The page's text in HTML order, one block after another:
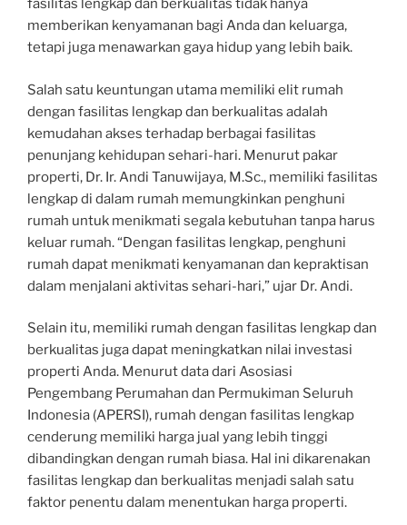
fasilitas lengkap dan berkualitas tidak hanya
memberikan kenyamanan bagi Anda dan keluarga,
tetapi juga menawarkan gaya hidup yang lebih baik.
Salah satu keuntungan utama memiliki elit rumah
dengan fasilitas lengkap dan berkualitas adalah
kemudahan akses terhadap berbagai fasilitas
penunjang kehidupan sehari-hari. Menurut pakar
properti, Dr. Ir. Andi Tanuwijaya, M.Sc., memiliki fasilitas
lengkap di dalam rumah memungkinkan penghuni
rumah untuk menikmati segala kebutuhan tanpa harus
keluar rumah. “Dengan fasilitas lengkap, penghuni
rumah dapat menikmati kenyamanan dan kepraktisan
dalam menjalani aktivitas sehari-hari,” ujar Dr. Andi.
Selain itu, memiliki rumah dengan fasilitas lengkap dan
berkualitas juga dapat meningkatkan nilai investasi
properti Anda. Menurut data dari Asosiasi
Pengembang Perumahan dan Permukiman Seluruh
Indonesia (APERSI), rumah dengan fasilitas lengkap
cenderung memiliki harga jual yang lebih tinggi
dibandingkan dengan rumah biasa. Hal ini dikarenakan
fasilitas lengkap dan berkualitas menjadi salah satu
faktor penentu dalam menentukan harga properti.